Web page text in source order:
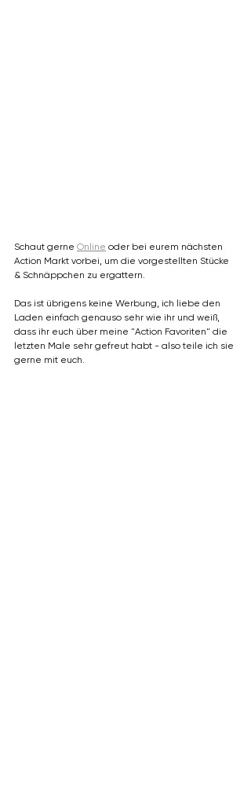
Schaut gerne Online oder bei eurem nächsten
Action Markt vorbei, um die vorgestellten Stücke
& Schnäppchen zu ergattern.
Das ist übrigens keine Werbung, ich liebe den
Laden einfach genauso sehr wie ihr und weiß,
dass ihr euch über meine "Action Favoriten" die
letzten Male sehr gefreut habt - also teile ich sie
gerne mit euch.